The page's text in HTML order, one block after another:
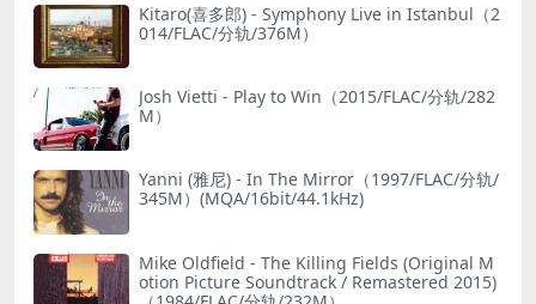
Kitaro(喜多郎) - Symphony Live in Istanbul（2
014/FLAC/分轨/376M）
Josh Vietti - Play to Win（2015/FLAC/分轨/282
M）
Yanni (雅尼) - In The Mirror（1997/FLAC/分轨/
345M）(MQA/16bit/44.1kHz)
Mike Oldfield - The Killing Fields (Original M
otion Picture Soundtrack / Remastered 2015)